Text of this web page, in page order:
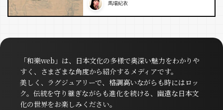
馬場紀衣
「和樂web」は、日本文化の多様で奥深い魅力をわかりや
すく、さまざまな角度から紹介するメディアです。
美しく、ラグジュアリーで、格調高いながらも時にはロッ
ク。伝統を守り継ぎながらも進化を続ける、幽遠な日本文
化の世界をお楽しみください。